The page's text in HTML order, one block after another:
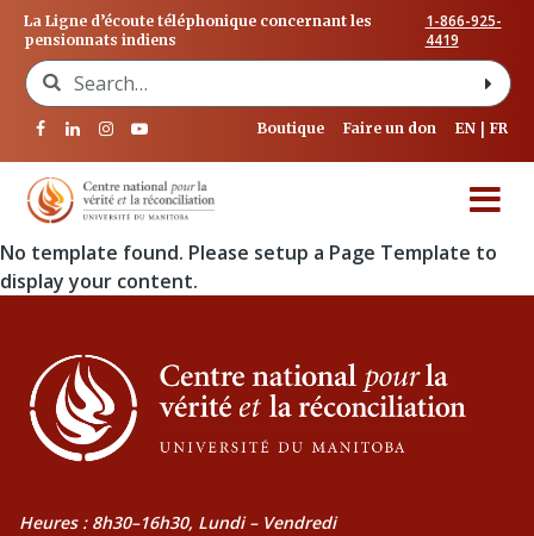
La Ligne d’écoute téléphonique concernant les
pensionnats indiens
1-866-925-
4419
Search for:
Boutique Faire un don EN FR
No template found. Please setup a Page Template to
display your content.
Heures : 8h30–16h30, Lundi – Vendredi